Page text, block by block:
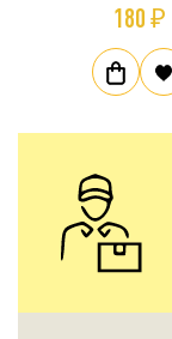
180 ₽